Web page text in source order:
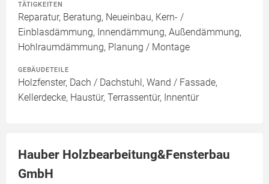
TÄTIGKEITEN
Reparatur, Beratung, Neueinbau, Kern- /
Einblasdämmung, Innendämmung, Außendämmung,
Hohlraumdämmung, Planung / Montage
GEBÄUDETEILE
Holzfenster, Dach / Dachstuhl, Wand / Fassade,
Kellerdecke, Haustür, Terrassentür, Innentür
Hauber Holzbearbeitung&Fensterbau
GmbH